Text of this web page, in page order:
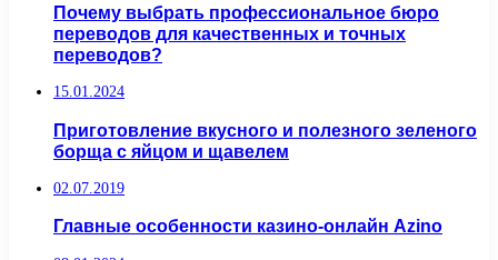
Почему выбрать профессиональное бюро
переводов для качественных и точных
переводов?
15.01.2024
Приготовление вкусного и полезного зеленого
борща с яйцом и щавелем
02.07.2019
Главные особенности казино-онлайн Azino